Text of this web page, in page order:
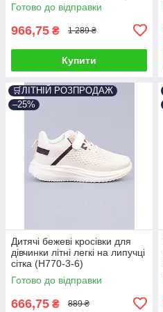
Готово до відправки
966,75 ₴ 1 289 ₴
Купити
🛒ЛІТНІЙ РОЗПРОДАЖ
–25%
Дитячі бежеві кросівки для
дівчинки літні легкі на липучці
сітка (H770-3-6)
Готово до відправки
666,75 ₴ 889 ₴